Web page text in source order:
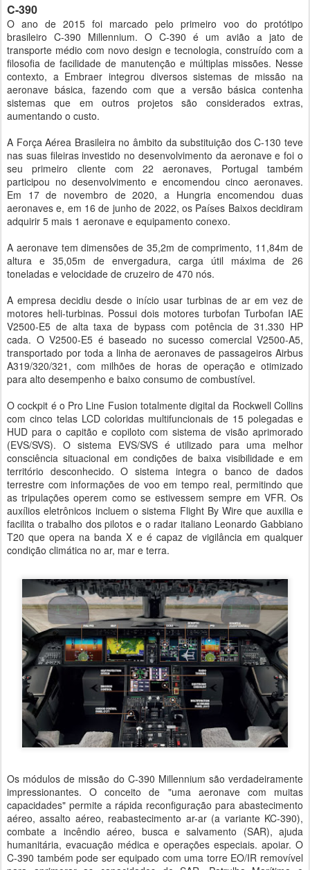
C-390
O ano de 2015 foi marcado pelo primeiro voo do protótipo
brasileiro C-390 Millennium. O C-390 é um avião a jato de
transporte médio com novo design e tecnologia, construído com a
filosofia de facilidade de manutenção e múltiplas missões. Nesse
contexto, a Embraer integrou diversos sistemas de missão na
aeronave básica, fazendo com que a versão básica contenha
sistemas que em outros projetos são considerados extras,
aumentando o custo.
A Força Aérea Brasileira no âmbito da substituição dos C-130 teve
nas suas fileiras investido no desenvolvimento da aeronave e foi o
seu primeiro cliente com 22 aeronaves, Portugal também
participou no desenvolvimento e encomendou cinco aeronaves.
Em 17 de novembro de 2020, a Hungria encomendou duas
aeronaves e, em 16 de junho de 2022, os Países Baixos decidiram
adquirir 5 mais 1 aeronave e equipamento conexo.
A aeronave tem dimensões de 35,2m de comprimento, 11,84m de
altura e 35,05m de envergadura, carga útil máxima de 26
toneladas e velocidade de cruzeiro de 470 nós.
A empresa decidiu desde o início usar turbinas de ar em vez de
motores heli-turbinas. Possui dois motores turbofan Turbofan IAE
V2500-E5 de alta taxa de bypass com potência de 31.330 HP
cada. O V2500-E5 é baseado no sucesso comercial V2500-A5,
transportado por toda a linha de aeronaves de passageiros Airbus
A319/320/321, com milhões de horas de operação e otimizado
para alto desempenho e baixo consumo de combustível.
O cockpit é o Pro Line Fusion totalmente digital da Rockwell Collins
com cinco telas LCD coloridas multifuncionais de 15 polegadas e
HUD para o capitão e copiloto com sistema de visão aprimorado
(EVS/SVS). O sistema EVS/SVS é utilizado para uma melhor
consciência situacional em condições de baixa visibilidade e em
território desconhecido. O sistema integra o banco de dados
terrestre com informações de voo em tempo real, permitindo que
as tripulações operem como se estivessem sempre em VFR. Os
auxílios eletrônicos incluem o sistema Flight By Wire que auxilia e
facilita o trabalho dos pilotos e o radar italiano Leonardo Gabbiano
T20 que opera na banda X e é capaz de vigilância em qualquer
condição climática no ar, mar e terra.
Os módulos de missão do C-390 Millennium são verdadeiramente
impressionantes. O conceito de "uma aeronave com muitas
capacidades" permite a rápida reconfiguração para abastecimento
aéreo, assalto aéreo, reabastecimento ar-ar (a variante KC-390),
combate a incêndio aéreo, busca e salvamento (SAR), ajuda
humanitária, evacuação médica e operações especiais. apoiar. O
C-390 também pode ser equipado com uma torre EO/IR removível